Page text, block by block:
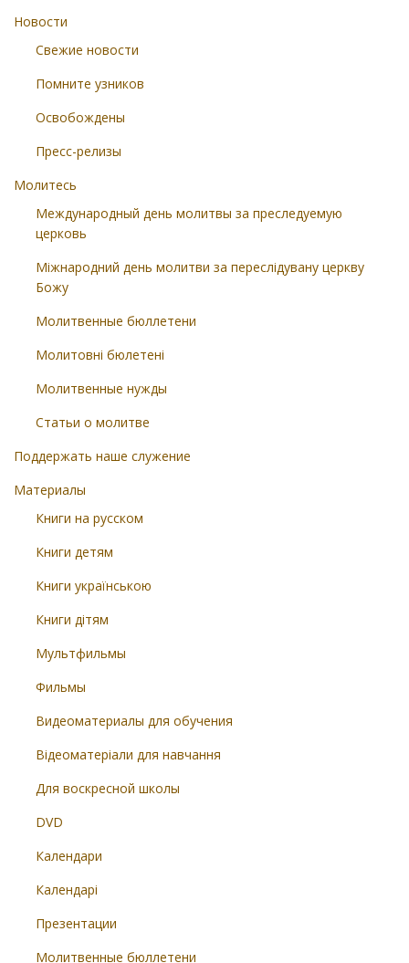
Новости
Свежие новости
Помните узников
Освобождены
Пресс-релизы
Молитесь
Международный день молитвы за преследуемую
церковь
Міжнародний день молитви за переслідувану церкву
Божу
Молитвенные бюллетени
Молитовні бюлетені
Молитвенные нужды
Статьи о молитве
Поддержать наше служение
Материалы
Книги на русском
Книги детям
Книги українською
Книги дітям
Мультфильмы
Фильмы
Видеоматериалы для обучения
Відеоматеріали для навчання
Для воскресной школы
DVD
Календари
Календарі
Презентации
Молитвенные бюллетени